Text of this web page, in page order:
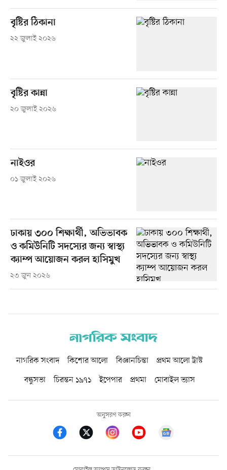
বৃষ্টির ঠিকানা
২২ জুলাই ২০২৬
বৃষ্টির কান্না
২০ জুলাই ২০২৬
নাইওর
০১ জুলাই ২০২৬
ঢাকায় ৩০০ শিক্ষার্থী, অভিভাবক
ও কমিউনিটি সদস্যের জন্য স্বাস্থ্য
ক্যাম্প আয়োজন করল হাসিমুখ
২৩ জুন ২০২৬
নাগরিক সংবাদ কিশোর আলো বিজ্ঞানচিন্তা
প্রথম আলো ট্রাস্ট
বন্ধুসভা
চিরন্তন ১৯৭১ ইপেপার প্রথমা মোবাইল ভ্যাস
অনুসরণ করুন